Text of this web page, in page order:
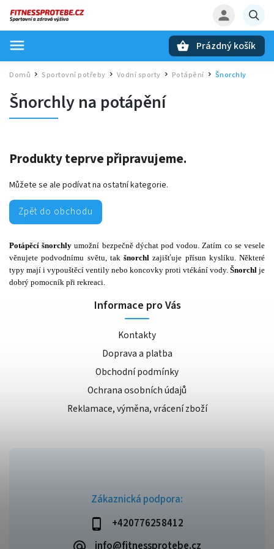
Prázdný košík
Domů / Sportovní potřeby Vodní sporty Potápění Šnorchly
Šnorchly na potápění
Produkty teprve připravujeme.
Můžete se ale podívat na ostatní kategorie.
Zpět do obchodu
Potápěcí šnorchly umožní bezpečně dýchat pod vodou. Zatím co se vesele
věnujete podvodnímu světu, tak šnorchl zajišťuje přísun kyslíku. Některé
typy mají i vypouštěcí ventily nebo koncovky proti vtékání vody. Šnorchl je
dobrý pomocník při rekreaci.
Zákaznická podpora:
+420776258412
Informace pro Vás
Kontakty
Doprava a platba
Obchodní podmínky
Ochrana osobních údajů
Reklamace, výměna, vrácení zboží